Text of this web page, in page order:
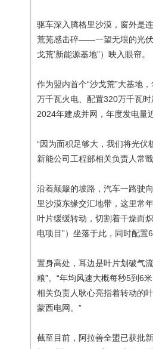
驱车深入腾格里沙漠，窗外是
荒芜感击碎——一望无垠的光伏
戈荒’新能源基地”）映入眼帘。
作为盟内首个“沙戈荒”大基地
万千瓦火电、配置320万千瓦
2024年建成并网，年度发电量
“因为面积足够大，我们将光
新能公司工程部相关负责人常
沿着颠簸的坡路，汽车一路驶
里沙漠东缘交汇地带，这里常
叶片缓缓转动，切割着干燥而
电项目”）坐落于此，同时配
置身高处，耳边是叶片划破气
粮”。“年均风速大概每秒5到6
相关负责人耿心亮指着转动的
蒙西电网。”
截至目前，阿拉善全盟已获批